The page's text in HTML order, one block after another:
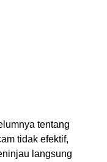
tentang
tidak efektif,
langsung